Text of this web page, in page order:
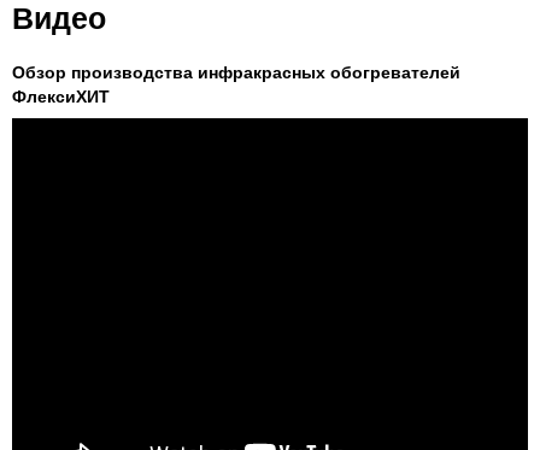
Видео
Обзор производства инфракрасных обогревателей
ФлексиХИТ